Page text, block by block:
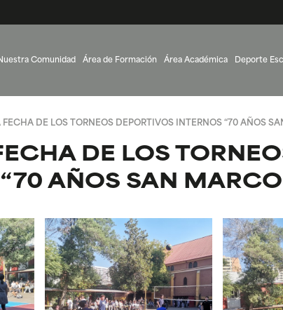
Comunidad Área de Formación Área Académica Deporte
FECHA DE LOS TORNEOS DEPORTIVOS INTERNOS “70 AÑOS
DE LOS
AÑOS SAN